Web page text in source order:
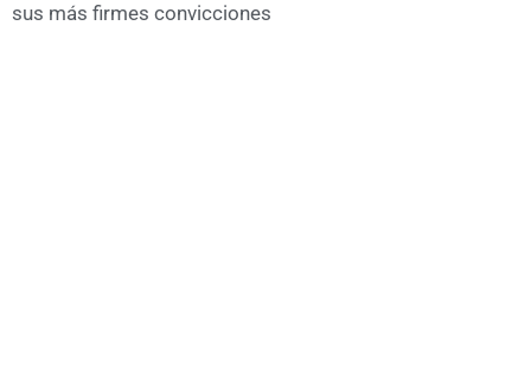
sus más firmes convicciones